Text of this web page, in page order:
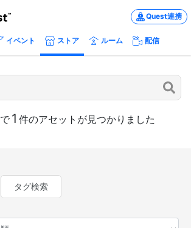
Quest連携
イベント ストア ルーム 配信
で 1 件のアセットが見つかりました
タグ検索